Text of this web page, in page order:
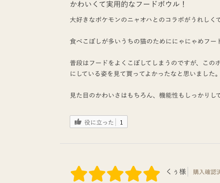
かわいくて実用的なフードボウル！
大好きなポケモンのニャオハとのコラボがうれしく
食べこぼしが多いうちの猫のためににゃにゃめフ
普段はフードをよくこぼしてしまうのですが、こ
にしている姿を見て買ってよかったなと思いました
見た目のかわいさはもちろん、機能性もしっかり
役に立った 1
くぅ様 購入確認